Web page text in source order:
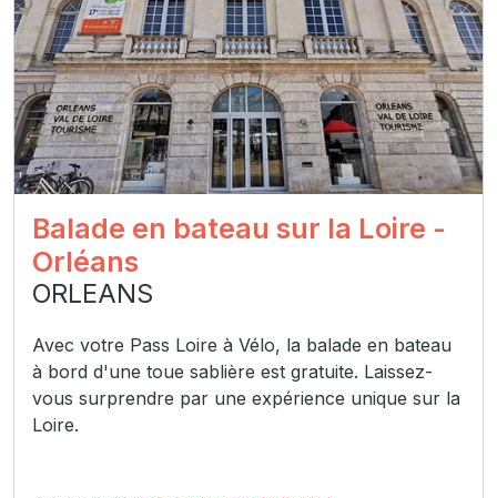
Balade en bateau sur la Loire -
Orléans
ORLEANS
Avec votre Pass Loire à Vélo, la balade en bateau
à bord d'une toue sablière est gratuite. Laissez-
vous surprendre par une expérience unique sur la
Loire.